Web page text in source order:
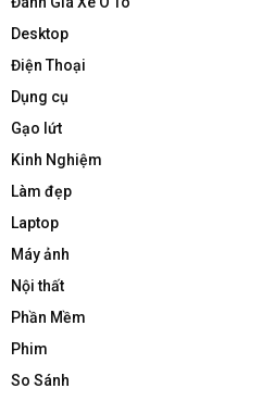
Desktop
Điện Thoại
Dụng cụ
Gạo lứt
Kinh Nghiệm
Làm đẹp
Laptop
Máy ảnh
Nội thất
Phần Mềm
Phim
So Sánh